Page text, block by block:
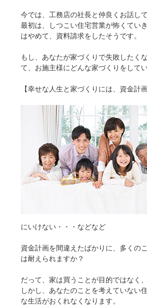
今では、工務店の社長と仲良くお話し
最初は、しつこい住宅営業が怖くてい
はやめて、資料請求をしたそうです。
もし、あなたが家づくりで失敗したく
て、お施主様にどんな家づくりをして
【幸せな人生と家づくりには、資金計
にいけない・・・などなど
資金計画を間違えたばかりに、多くの
は耐えられますか？
だって、家は買うことが目的ではなく
しかし、あなたのことを考えていない
な生活がおくれなくなります。